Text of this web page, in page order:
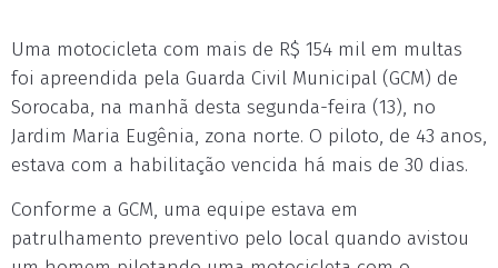
Uma motocicleta com mais de R$ 154 mil em multas
foi apreendida pela Guarda Civil Municipal (GCM) de
Sorocaba, na manhã desta segunda-feira (13), no
Jardim Maria Eugênia, zona norte. O piloto, de 43 anos,
estava com a habilitação vencida há mais de 30 dias.
Conforme a GCM, uma equipe estava em
patrulhamento preventivo pelo local quando avistou